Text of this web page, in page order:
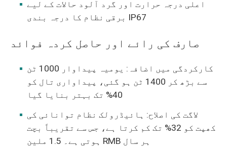
اعلی درجہ حرارت اور گرد آلود حالات کے لیے
برقی نظام کا درجہ بندی IP67
صارف کی رائے اور حاصل کردہ فوائد
کارکردگی میں اضافہ: یومیہ پیداوار 1000 ٹن
سے بڑھ کر 1400 ٹن ہو گئی، پیداواری تال کو
40% تک بہتر بنایا گیا
لاگت کی اصلاح: ہائیڈرولک نظام توانائی کی
کھپت کو 32% تک کم کرتا ہے، جس سے تقریباً بچت
ہوتی ہے۔ 1.5 ملین RMB ہر سال